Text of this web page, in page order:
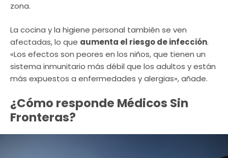
zona.
La cocina y la higiene personal también se ven
afectadas, lo que aumenta el riesgo de infección.
«Los efectos son peores en los niños, que tienen un
sistema inmunitario más débil que los adultos y están
más expuestos a enfermedades y alergias», añade.
¿Cómo responde Médicos Sin
Fronteras?